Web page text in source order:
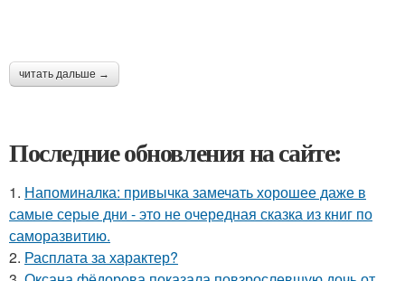
читать дальше →
Последние обновления на сайте:
1. Напоминалка: привычка замечать хорошее даже в
самые серые дни - это не очередная сказка из книг по
саморазвитию.
2. Расплата за характер?